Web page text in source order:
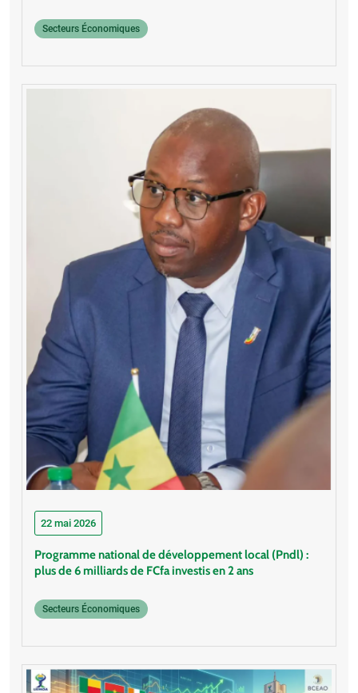
Secteurs Économiques
22 mai 2026
Programme national de développement local (Pndl) :
plus de 6 milliards de FCfa investis en 2 ans
Secteurs Économiques